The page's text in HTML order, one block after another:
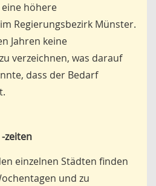
höhere
Re­gierungsbezirk Müns­ter.
Jahren keine
verzeichnen, was darauf
dass der Bedarf
zeiten
einzelnen Städten finden
und zu